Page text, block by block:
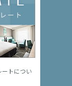
ートについ